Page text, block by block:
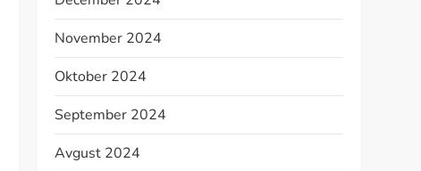
November 2024
Oktober 2024
September 2024
Avgust 2024